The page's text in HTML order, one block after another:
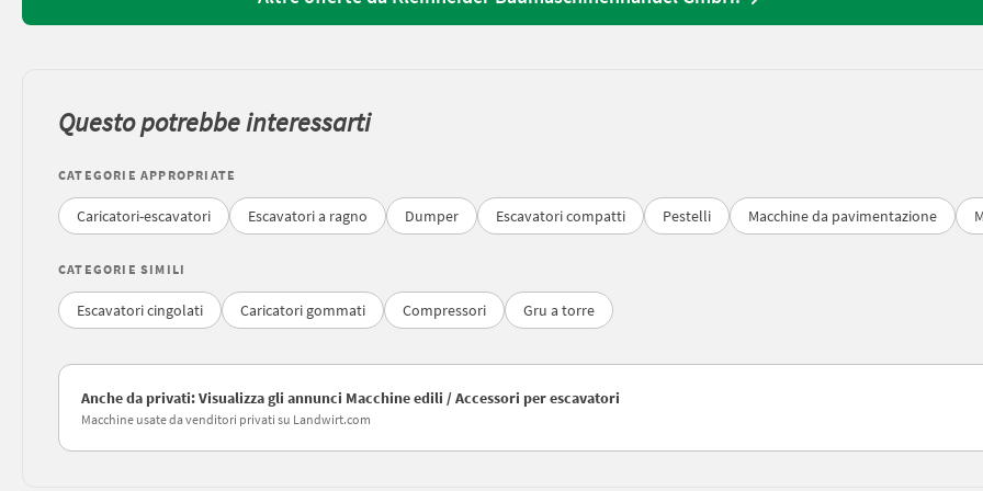
Questo potrebbe interessarti
CATEGORIE APPROPRIATE
Caricatori-escavatori Escavatori a ragno Dumper Escavatori compatti Pestelli Macchine da pavimentazione
CATEGORIE SIMILI
Escavatori cingolati Caricatori gommati Compressori Gru a torre
Anche da privati: Visualizza gli annunci Macchine edili / Accessori per escavatori
Macchine usate da venditori privati su Landwirt.com